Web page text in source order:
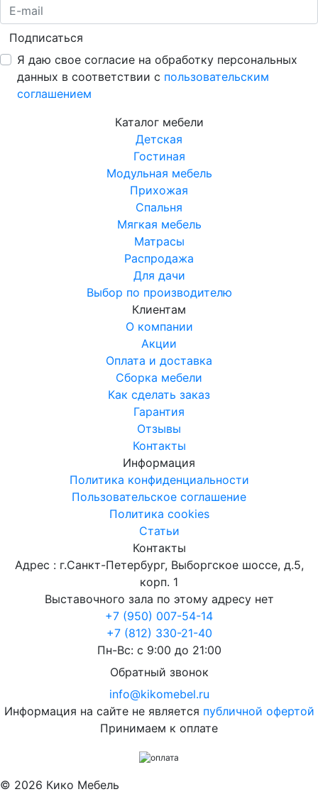
Подписаться
Я даю свое согласие на обработку персональных
данных в соответствии с пользовательским
соглашением
Каталог мебели
Детская
Гостиная
Модульная мебель
Прихожая
Спальня
Мягкая мебель
Матрасы
Распродажа
Для дачи
Выбор по производителю
Клиентам
О компании
Акции
Оплата и доставка
Сборка мебели
Как сделать заказ
Гарантия
Отзывы
Контакты
Информация
Политика конфиденциальности
Пользовательское соглашение
Политика cookies
Статьи
Контакты
Адрес : г.Санкт-Петербург, Выборгское шоссе, д.5,
корп. 1
Выставочного зала по этому адресу нет
+7 (950) 007-54-14
+7 (812) 330-21-40
Пн-Вс: с 9:00 до 21:00
Обратный звонок
info@kikomebel.ru
Информация на сайте не является публичной офертой
Принимаем к оплате
© 2026 Кико Мебель